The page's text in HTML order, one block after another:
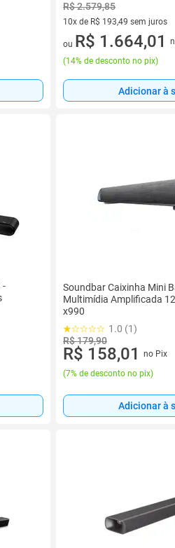
R$ 2.579,85
10x de R$ 193,49 sem juros
10 vez de R$ 193,49 sem juros
ou R$ 1.664,01
(14% de desconto no pix)
Adicionar à
-
Soundbar Caixinha Mini
Multimídia Amplificada
x990
1.0 (1)
R$ 179,90
R$ 158,01
no Pix
(7% de desconto no pix)
Adicionar à